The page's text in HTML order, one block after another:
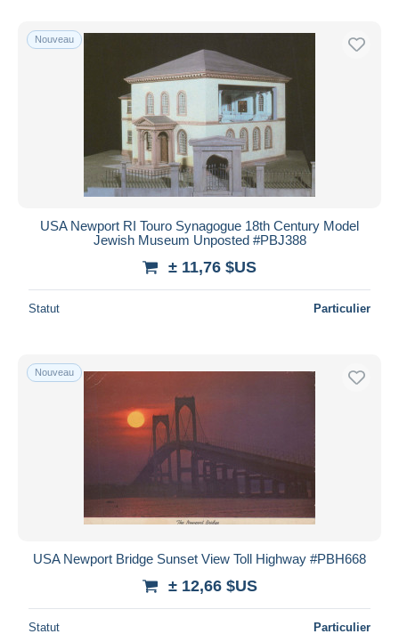
Appliquer
Nouveau
USA Newport RI Touro Synagogue 18th Century Model
Jewish Museum Unposted #PBJ388
± 11,76 $US
Statut Particulier
Nouveau
USA Newport Bridge Sunset View Toll Highway #PBH668
± 12,66 $US
Statut Particulier